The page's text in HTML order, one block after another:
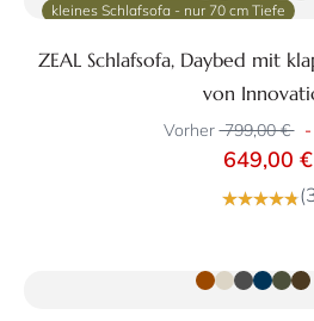
kleines Schlafsofa - nur 70 cm Tiefe
ZEAL Schlafsofa, Daybed mit
von
Vorher 799,00 € -
649,00 €